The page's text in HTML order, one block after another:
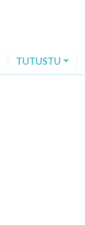
TUTUSTU